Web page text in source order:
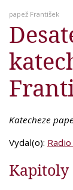
papež František
Katecheze
Vydal(o):